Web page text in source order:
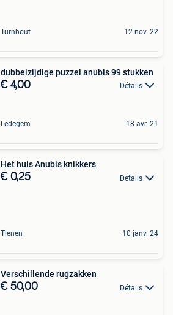
Turnhout 12 nov. 22
dubbelzijdige puzzel anubis 99 stukken
€ 4,00 Détails
Ledegem 18 avr. 21
Het huis Anubis knikkers
€ 0,25 Détails
Tienen 10 janv. 24
Verschillende rugzakken
€ 50,00 Détails